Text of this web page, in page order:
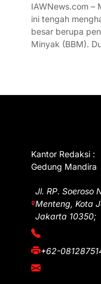
IAWNews.com –
ini tengah
besar berupa
Minyak (BBM).
Kantor Redaksi :
Gedung Mandira
Jl. RP. Soeroso
Menteng, Kota
Jakarta 10350;
+62-